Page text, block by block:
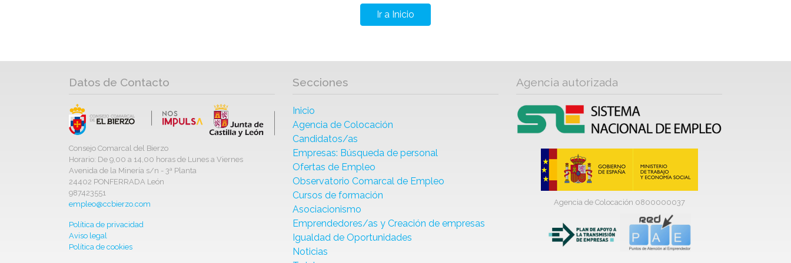
Ir a Inicio
Datos de Contacto
Consejo Comarcal del Bierzo
Horario: De 9,00 a 14,00 horas de Lunes a Viernes
Avenida de la Minería s/n - 3ª Planta
24402 PONFERRADA León
987423551
empleo@ccbierzo.com
Política de privacidad
Aviso legal
Política de cookies
Secciones
Inicio
Agencia de Colocación
Candidatos/as
Empresas: Búsqueda de personal
Ofertas de Empleo
Observatorio Comarcal de Empleo
Cursos de formación
Asociacionismo
Emprendedores/as y Creación de empresas
Igualdad de Oportunidades
Noticias
Agencia autorizada
Agencia de Colocación 0800000037